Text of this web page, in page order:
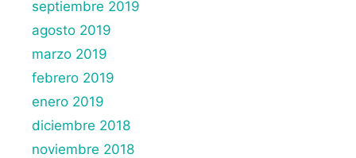
septiembre 2019
agosto 2019
marzo 2019
febrero 2019
enero 2019
diciembre 2018
noviembre 2018